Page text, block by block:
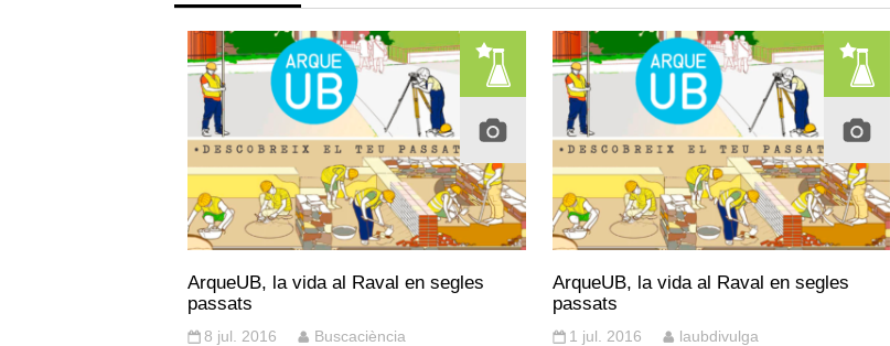
ArqueUB, la vida al Raval en segles
passats
8 jul. 2016 Buscaciència
ArqueUB, la vida al Raval en segles
passats
1 jul. 2016 laubdivulga